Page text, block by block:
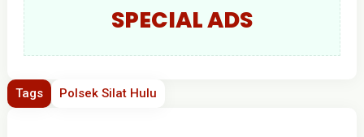
SPECIAL ADS
Tags Polsek Silat Hulu